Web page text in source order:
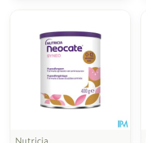
Nutricia